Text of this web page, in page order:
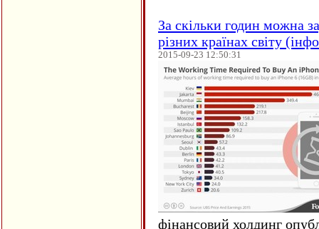
За скільки годин можна
різних країнах світу
2015-09-23 12:50:31
фінансовий холдинг